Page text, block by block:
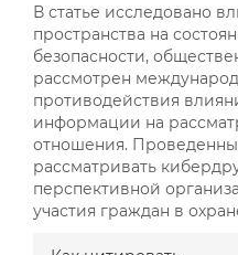
В статье исследовано
пространства на
безопасности,
рассмотрен
противодействия
информации на
отношения.
рассматривать
перспективной
участия граждан в